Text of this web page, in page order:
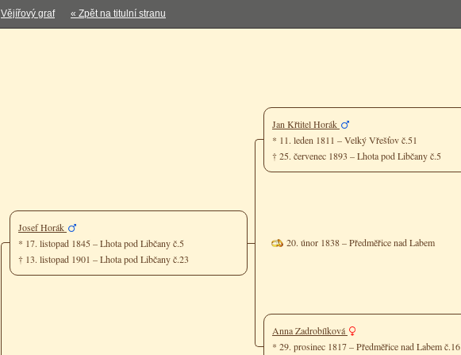
Vějířový graf « Zpět na titulní stranu
Josef Horák
* 17. listopad 1845 – Lhota pod Libčany č.5
† 13. listopad 1901 – Lhota pod Libčany č.23
Jan Křtitel Horák
* 11. leden 1811 – Velký Vřešťov č.51
† 25. červenec 1893 – Lhota pod Libčany č.5
20. únor 1838 – Předměřice nad Labem
Anna Zadrobílková
* 29. prosinec 1817 – Předměřice nad Labem č.16